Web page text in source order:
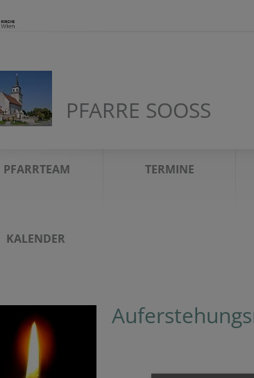
PFARRE SOOSS
PFARRTEAM TERMINE
KALENDER